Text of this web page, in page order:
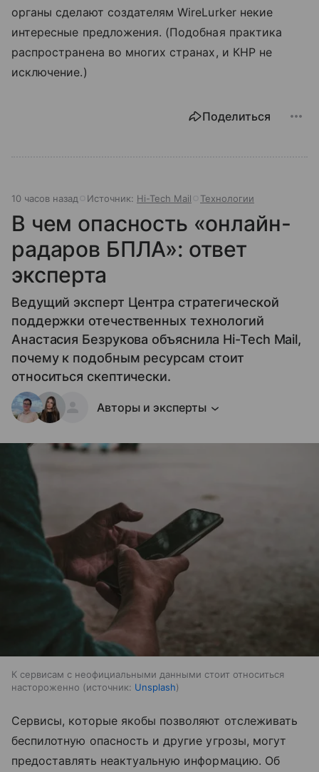
органы сделают создателям WireLurker некие
интересные предложения. (Подобная практика
распространена во многих странах, и КНР не
исключение.)
Поделиться
10 часов назад Источник: Hi-Tech Mail Технологии
В чем опасность «онлайн-
радаров БПЛА»: ответ
эксперта
Ведущий эксперт Центра стратегической
поддержки отечественных технологий
Анастасия Безрукова объяснила Hi-Tech Mail,
почему к подобным ресурсам стоит
относиться скептически.
Авторы и эксперты
К сервисам с неофициальными данными стоит относиться
настороженно
источник: Unsplash
Сервисы, которые якобы позволяют отслеживать
беспилотную опасность и другие угрозы, могут
предоставлять неактуальную информацию. Об